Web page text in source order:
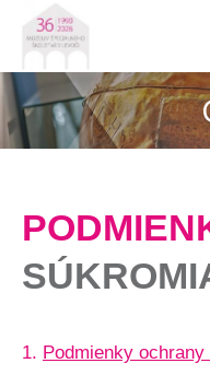
1. Podmienky